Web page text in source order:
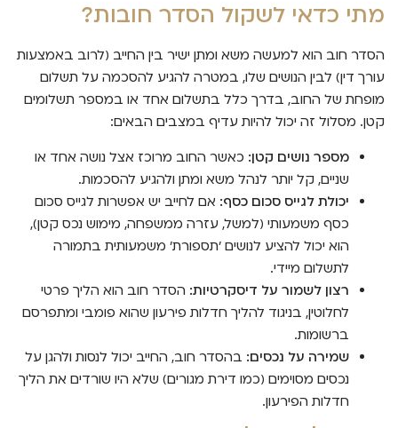
מתי כדאי לשקול הסדר חובות?
הסדר חוב הוא למעשה משא ומתן ישיר בין החייב (לרוב באמצעות
עורך דין) לבין הנושים שלו, במטרה להגיע להסכמה על תשלום
מופחת של החוב, בדרך כלל בתשלום אחד או במספר תשלומים
קטן. מסלול זה יכול להיות עדיף במצבים הבאים:
מספר נושים קטן: כאשר החוב מרוכז אצל נושה אחד או
שניים, קל יותר לנהל משא ומתן ולהגיע להסכמות.
יכולת לגייס סכום כסף: אם לחייב יש אפשרות לגייס סכום
כסף משמעותי (למשל, עזרה ממשפחה, מימוש נכס קטן),
הוא יכול להציע לנושים 'תספורת' משמעותית בתמורה
לתשלום מיידי.
רצון לשמור על דיסקרטיות: הסדר חוב הוא הליך פרטי
לחלוטין, בניגוד להליך חדלות פירעון שהוא פומבי ומתפרסם
ברשומות.
שמירה על נכסים: בהסדר חוב, החייב יכול לנסות ולהגן על
נכסים מסוימים (כמו דירת מגורים) שלא היו שורדים את הליך
חדלות הפירעון.